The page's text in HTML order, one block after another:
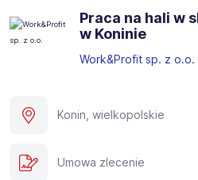
Praca na hali w
w Koninie
Work&Profit sp. z o.o.
Konin, wielkopolskie
Umowa zlecenie